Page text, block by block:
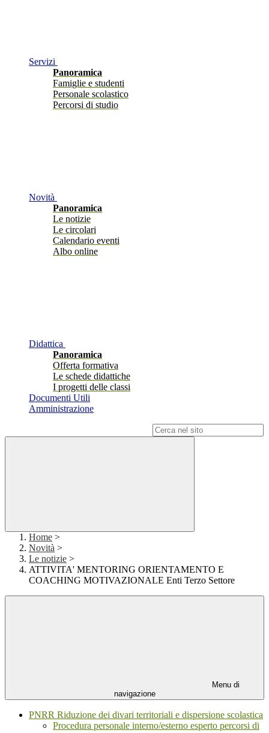
Servizi
Panoramica
Famiglie e studenti
Personale scolastico
Percorsi di studio
Novità
Panoramica
Le notizie
Le circolari
Calendario eventi
Albo online
Didattica
Panoramica
Offerta formativa
Le schede didattiche
I progetti delle classi
Documenti Utili
Amministrazione
Home >
Novità >
Le notizie >
ATTIVITA' MENTORING ORIENTAMENTO E
COACHING MOTIVAZIONALE Enti Terzo Settore
Menu di
navigazione
PNRR Riduzione dei divari territoriali e dispersione scolastica
Procedura personale interno/esterno esperto percorsi di